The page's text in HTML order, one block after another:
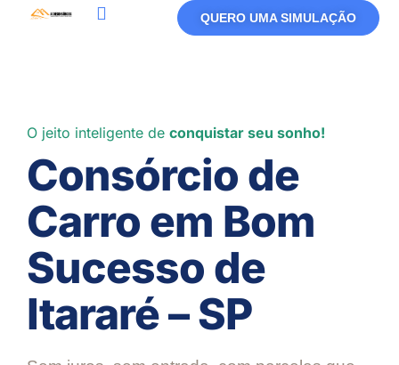
QUERO UMA SIMULAÇÃO
O jeito inteligente de conquistar seu sonho!
Consórcio de
Carro em Bom
Sucesso de
Itararé – SP